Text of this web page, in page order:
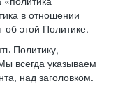
в отношении
этой Политике.
Политику,
всегда указываем
над заголовком.